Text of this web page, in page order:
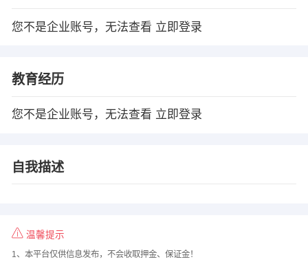
您不是企业账号，无法查看 立即登录
教育经历
您不是企业账号，无法查看 立即登录
自我描述
温馨提示
1、本平台仅供信息发布，不会收取押金、保证金！